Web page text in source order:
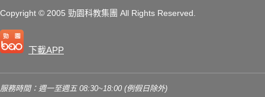
Copyright © 2005 勁園科教集團 All Rights Reserved.
下載APP
服務時間：週一至週五 08:30~18:00 (例假日除外)